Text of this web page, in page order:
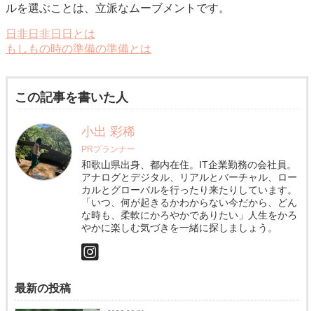
ルを選ぶことは、立派なムーブメントです。
日非日非日日とは
もしもの時の準備の準備とは
この記事を書いた人
小出 彩稀
PRプランナー
和歌山県出身、都内在住。IT企業勤務の会社員。
アナログとデジタル、リアルとバーチャル、ロー
カルとグローバルを行ったり来たりしています。
「いつ、何が起きるかわからない今だから、どん
な時も、柔軟にかろやかでありたい」人生をかろ
やかに楽しむ気づきを一緒に探しましょう。
最新の投稿